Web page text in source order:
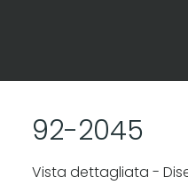
92-2045
Vista dettagliata -